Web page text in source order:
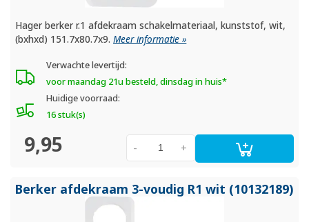
Hager berker r.1 afdekraam schakelmateriaal, kunststof, wit,
(bxhxd) 151.7x80.7x9.Meer informatie »
Verwachte levertijd:
voor maandag 21u besteld, dinsdag in huis*
Huidige voorraad:
16 stuk(s)
9,95 +
-
Berker afdekraam 3-voudig R1 wit (10132189)